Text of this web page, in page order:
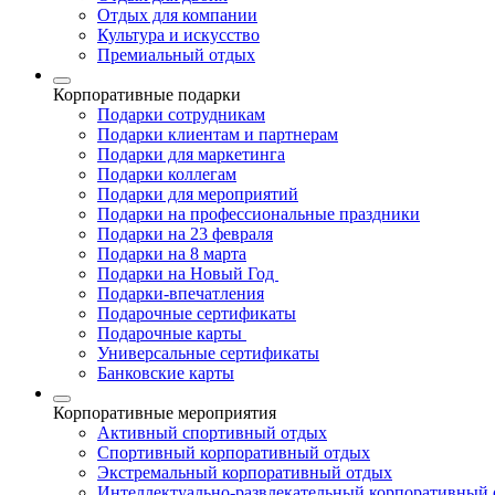
Отдых для компании
Культура и искусство
Премиальный отдых
Корпоративные подарки
Подарки сотрудникам
Подарки клиентам и партнерам
Подарки для маркетинга
Подарки коллегам
Подарки для мероприятий
Подарки на профессиональные праздники
Подарки на 23 февраля
Подарки на 8 марта
Подарки на Новый Год
Подарки-впечатления
Подарочные сертификаты
Подарочные карты
Универсальные сертификаты
Банковские карты
Корпоративные мероприятия
Активный спортивный отдых
Спортивный корпоративный отдых
Экстремальный корпоративный отдых